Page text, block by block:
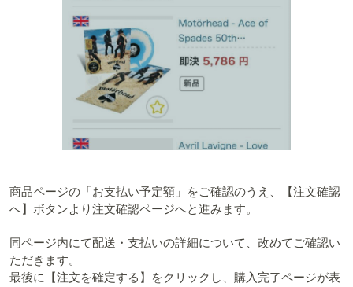
商品ページの「お支払い予定額 」をご確認のうえ、【注文確認
へ】ボタンより注文確認ページへと進みます。
同ページ内にて配送・支払いの詳細について、改めてご確認い
ただきます。
最後に【注文を確定する】をクリックし、購入完了ページが表